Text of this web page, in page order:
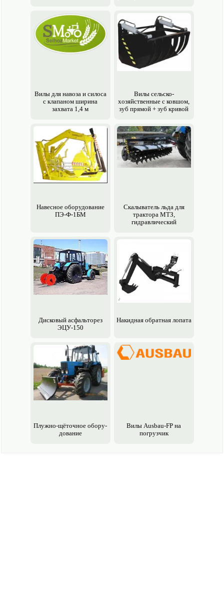
Вилы для навоза и силоса
с клапаном ширина
захвата 1,4 м
Вилы сельско­
хозяйственные с ковшом,
зуб прямой + зуб кривой
Навесное обору­дование
ПЭ-Ф-1БМ
Скалыватель льда для
трактора МТЗ,
гидравлический
Дисковый асфальторез
ЭЦУ-150
Накидная обратная лопата
Плужно-щёточное обору­
дование
Вилы Ausbau-FP на
погрузчик